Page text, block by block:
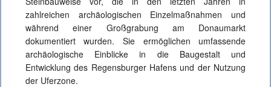
zahlreichen archäologischen Einzelmaßnahmen und
während einer Großgrabung am Donaumarkt
dokumentiert wurden. Sie ermöglichen umfassende
archäologische Einblicke in die Baugestalt und
Entwicklung des Regensburger Hafens und der Nutzung
der Uferzone.